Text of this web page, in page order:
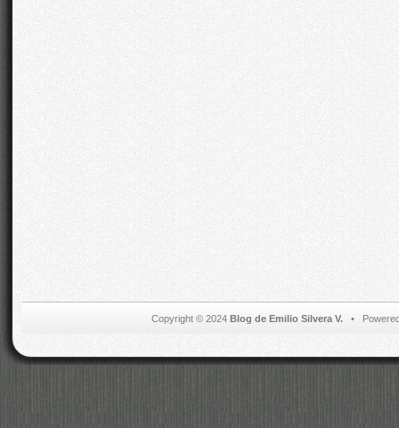
Copyright © 2024 Blog de Emilio Silvera V.•